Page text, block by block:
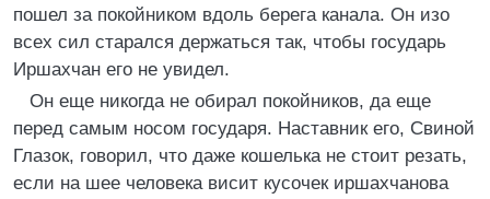
пошел за покойником вдоль берега канала. Он изо
всех сил старался держаться так, чтобы государь
Иршахчан его не увидел.
Он еще никогда не обирал покойников, да еще
перед самым носом государя. Наставник его, Свиной
Глазок, говорил, что даже кошелька не стоит резать,
если на шее человека висит кусочек иршахчанова